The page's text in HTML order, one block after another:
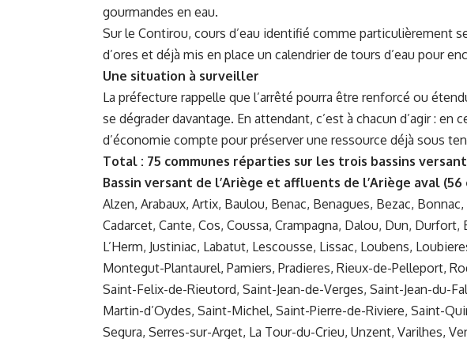
gourmandes en eau.
Sur le Contirou, cours d’eau identifié comme particulièrement
d’ores et déjà mis en place un calendrier de tours d’eau pour
Une situation à surveiller
La préfecture rappelle que l’arrêté pourra être renforcé ou
se dégrader davantage. En attendant, c’est à chacun d’agir : en
d’économie compte pour préserver une ressource déjà sous
Total : 75 communes réparties sur les trois bassins
Bassin versant de l’Ariège et affluents de l’Ariège aval (56
Alzen, Arabaux, Artix, Baulou, Benac, Benagues, Bezac,
Cadarcet, Cante, Cos, Coussa, Crampagna, Dalou, Dun, Durfort,
L’Herm, Justiniac, Labatut, Lescousse, Lissac, Loubens,
Montegut-Plantaurel, Pamiers, Pradieres, Rieux-de-Pelleport,
Saint-Felix-de-Rieutord, Saint-Jean-de-Verges, Saint-Jean-du-
Martin-d’Oydes, Saint-Michel, Saint-Pierre-de-Riviere, Saint-
Segura, Serres-sur-Arget, La Tour-du-Crieu, Unzent, Varilhes,